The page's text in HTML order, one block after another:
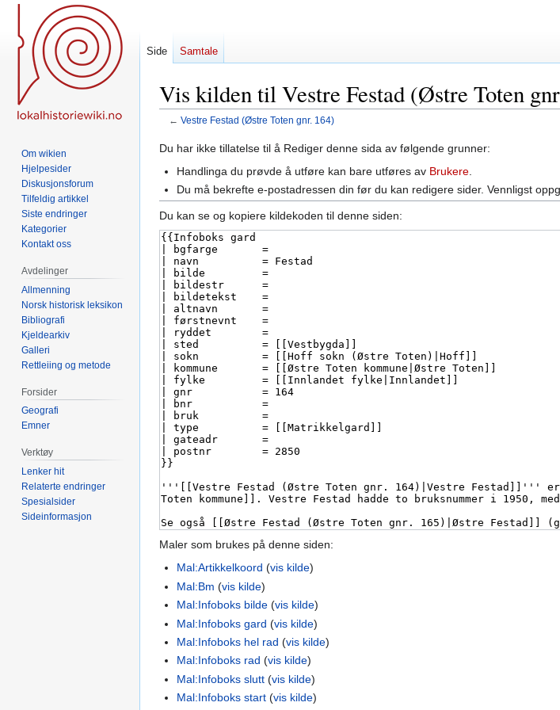
Vis kilden til Vestre Festad (Østre Toten
← Vestre Festad (Østre Toten gnr. 164)
Hopp
navigering
Hopp
Du har ikke tillatelse til å Rediger denne sida av følgende grunner:
Handlinga du prøvde å utføre kan bare utføres av Brukere
Du må bekrefte e-postadressen din før du kan redigere sider. Vennligst
Du kan se og kopiere kildekoden til denne siden:
Maler som brukes på denne siden:
Mal:Artikkelkoord (vis kilde)
Mal:Bm (vis kilde)
Mal:Infoboks bilde (vis kilde)
Mal:Infoboks gard (vis kilde)
Mal:Infoboks hel rad (vis kilde)
Mal:Infoboks rad (vis kilde)
Mal:Infoboks slutt (vis kilde)
Mal:Infoboks start (vis kilde)
Side Samtale
Om wikien
Hjelpesider
Diskusjonsforum
Tilfeldig artikkel
Siste endringer
Kategorier
Kontakt oss
Avdelinger
Allmenning
Norsk historisk leksikon
Bibliografi
Kjeldearkiv
Galleri
Rettleiing og metode
Forsider
Geografi
Emner
Verktøy
Lenker hit
Relaterte endringer
Spesialsider
Sideinformasjon